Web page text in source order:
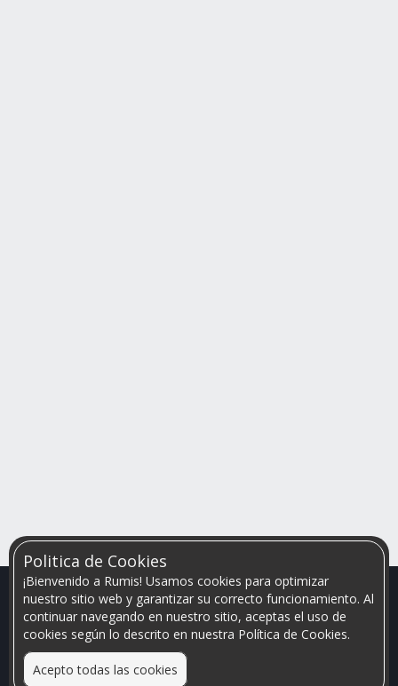
Politica de Cookies
¡Bienvenido a Rumis! Usamos cookies para optimizar
nuestro sitio web y garantizar su correcto funcionamiento. Al
continuar navegando en nuestro sitio, aceptas el uso de
cookies según lo descrito en nuestra Política de Cookies.
Acepto todas las cookies